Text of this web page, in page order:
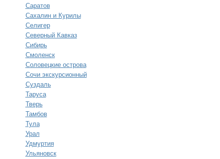
Саратов
Сахалин и Курилы
Селигер
Северный Кавказ
Сибирь
Смоленск
Соловецкие острова
Сочи экскурсионный
Суздаль
Таруса
Тверь
Тамбов
Тула
Урал
Удмуртия
Ульяновск